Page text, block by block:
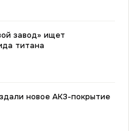
завод» ищет
титана
новое АКЗ-покрытие